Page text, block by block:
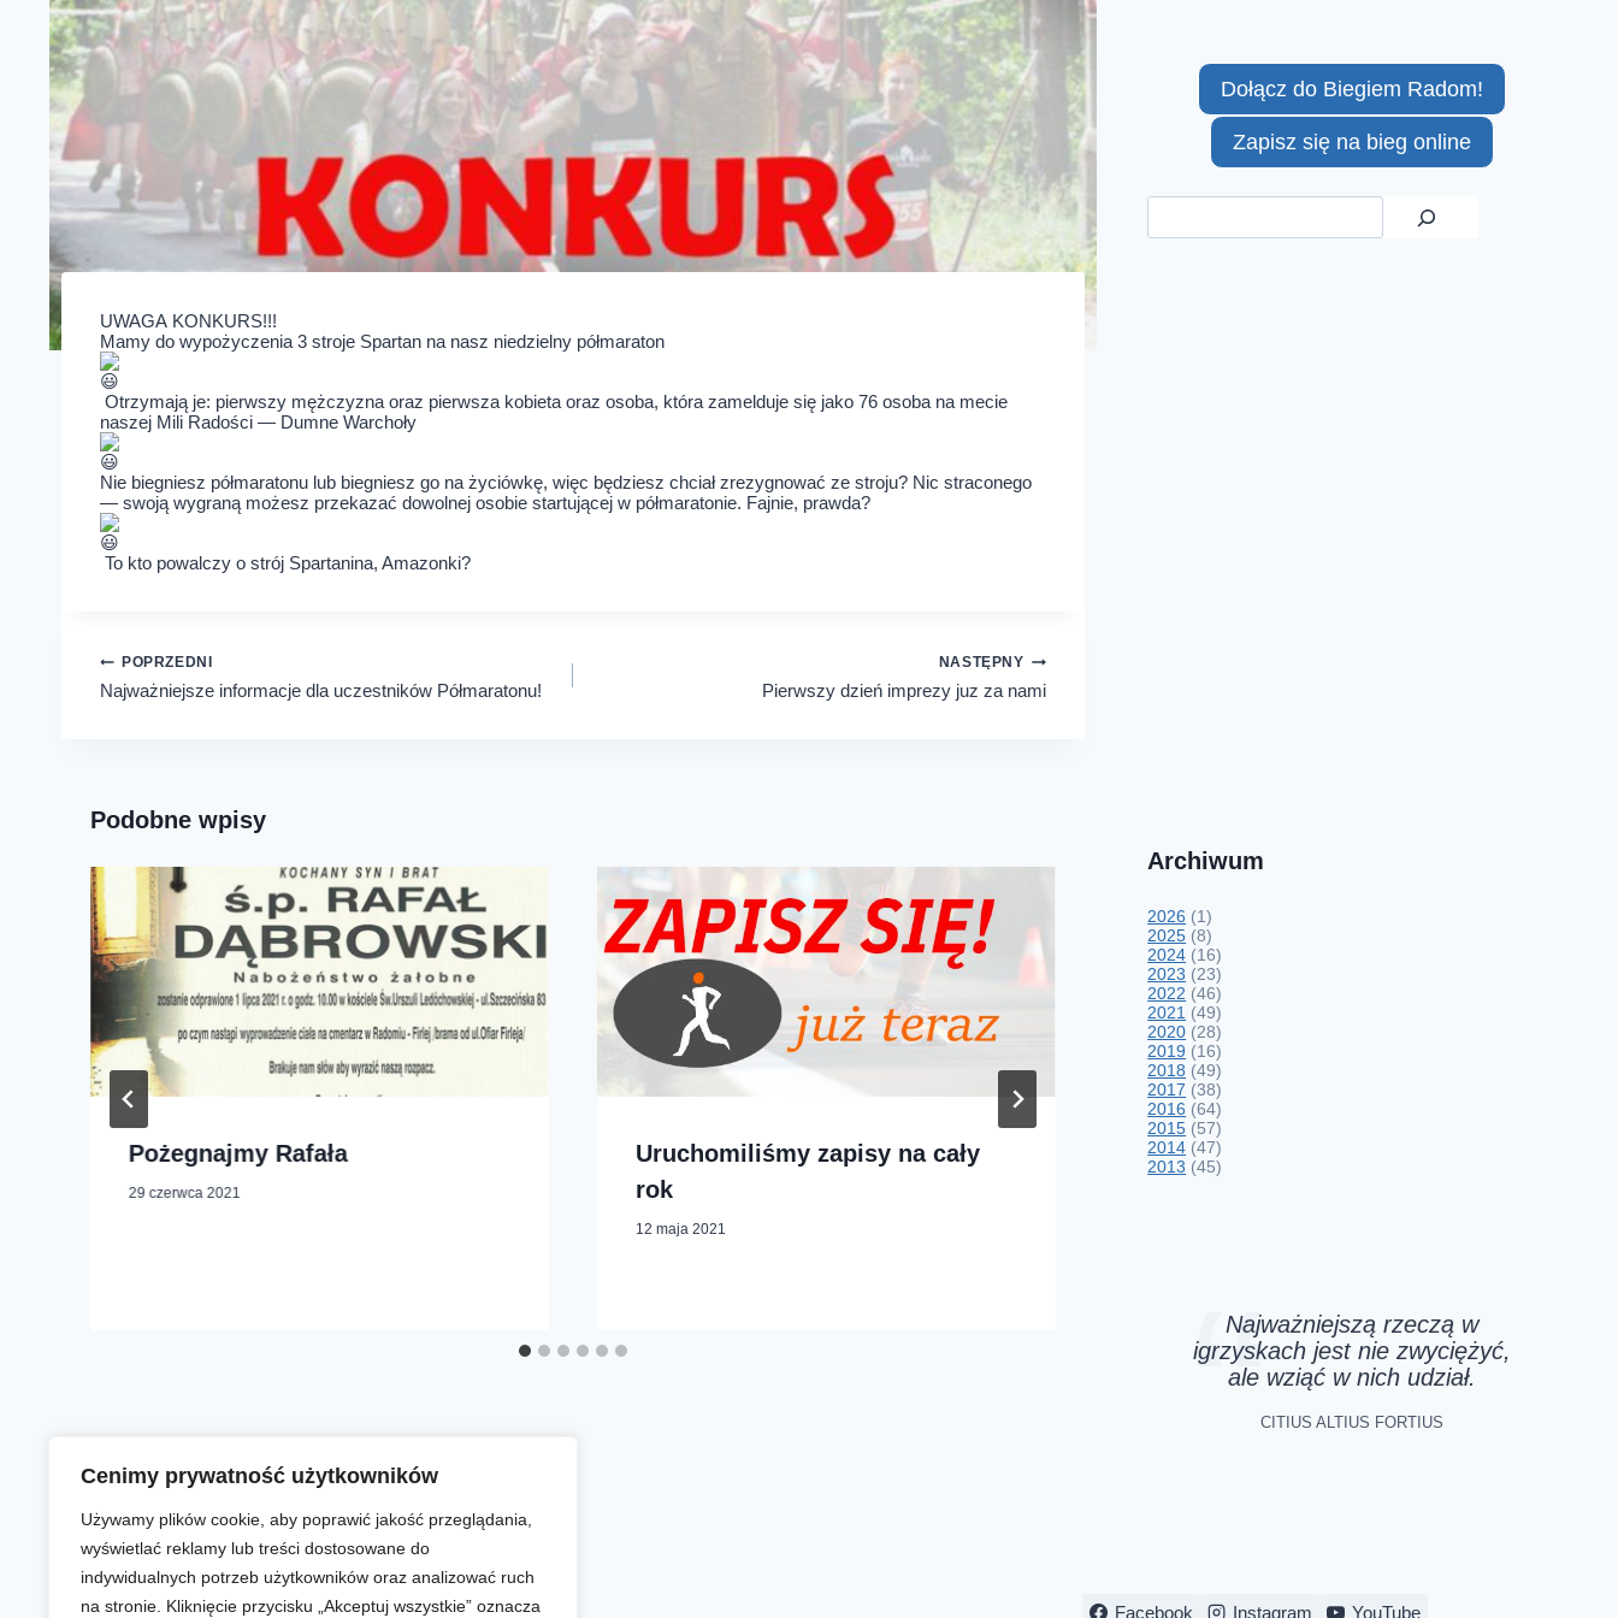
Cenimy prywatność użytkowników
Używamy plików cookie, aby poprawić jakość przeglądania,
wyświetlać reklamy lub treści dostosowane do
indywidualnych potrzeb użytkowników oraz analizować ruch
na stronie. Kliknięcie przycisku „Akceptuj wszystkie” oznacza
UWAGA KONKURS!!!
Mamy do wypożyczenia 3 stroje Spartan na nasz niedzielny półmaraton
Otrzymają je: pierwszy mężczyzna oraz pierwsza kobieta oraz osoba, która zamelduje się jako 76 osoba na mecie
naszej Mili Radości — Dumne Warchoły
Nie biegniesz półmaratonu lub biegniesz go na życiówkę, więc będziesz chciał zrezygnować ze stroju? Nic straconego
— swoją wygraną możesz przekazać dowolnej osobie startującej w półmaratonie. Fajnie, prawda?
To kto powalczy o strój Spartanina, Amazonki?
Nawigacja
wpisu
POPRZEDNI
Najważniejsze informacje dla uczestników Półmaratonu!
NASTĘPNY
Pierwszy dzień imprezy juz za nami
Podobne wpisy
Pożegnajmy Rafała
29 czerwca 2021
Uruchomiliśmy zapisy na cały
rok
12 maja 2021
Spotkanie z wolontariatem
Dołącz do Biegiem Radom!
Zapisz się na bieg online
Szukaj
Archiwum
2026 (1)
2025 (8)
2024 (16)
2023 (23)
2022 (46)
2021 (49)
2020 (28)
2019 (16)
2018 (49)
2017 (38)
2016 (64)
2015 (57)
2014 (47)
2013 (45)
Najważniejszą rzeczą w
igrzyskach jest nie zwyciężyć,
ale wziąć w nich udział.
CITIUS ALTIUS FORTIUS
Aktualności Zapisy online Biegi O nas Facebook Instagram YouTube